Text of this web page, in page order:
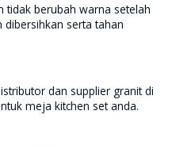
tidak berubah warna setelah
serta tahan
dan supplier granit di
meja kitchen set anda.